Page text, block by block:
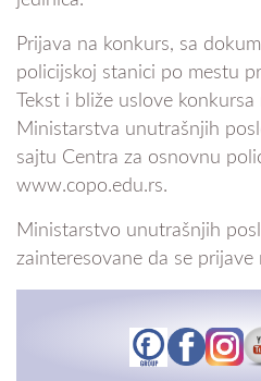
Prijava na konkurs, sa
policijskoj stanici po mestu
Tekst i bliže uslove
Ministarstva unutrašnjih
sajtu Centra za osnovnu
www.copo.edu.rs.
Ministarstvo unutrašnjih
zainteresovane da se prijave